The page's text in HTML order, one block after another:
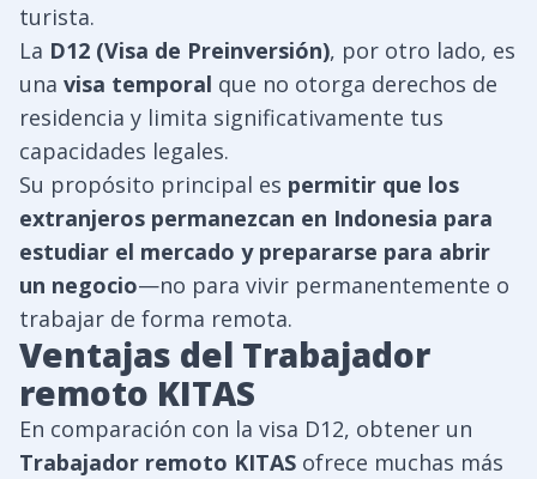
turista.
La D12 (Visa de Preinversión), por otro lado, es
una visa temporal que no otorga derechos de
residencia y limita significativamente tus
capacidades legales.
Su propósito principal es permitir que los
extranjeros permanezcan en Indonesia para
estudiar el mercado y prepararse para abrir
un negocio—no para vivir permanentemente o
trabajar de forma remota.
Ventajas del Trabajador
remoto KITAS
En comparación con la visa D12, obtener un
Trabajador remoto KITAS ofrece muchas más